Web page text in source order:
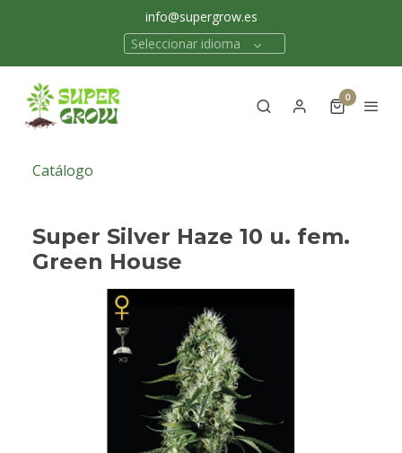
info@supergrow.es
Seleccionar idioma
0
Catálogo
Super Silver Haze 10 u. fem.
Green House